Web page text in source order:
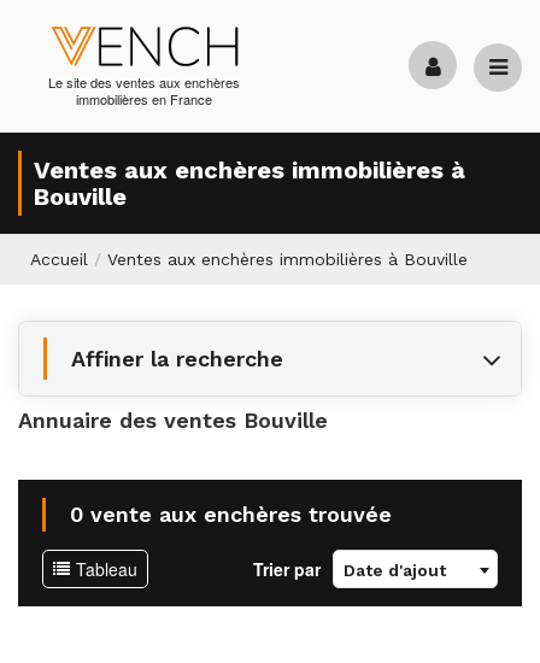
Le site des ventes aux enchères
immobilières en France
Ventes aux enchères immobilières à
Bouville
Accueil / Ventes aux enchères immobilières à Bouville
Affiner la recherche
Annuaire des ventes Bouville
0 vente aux enchères trouvée
Tableau Trier par Date d'ajout